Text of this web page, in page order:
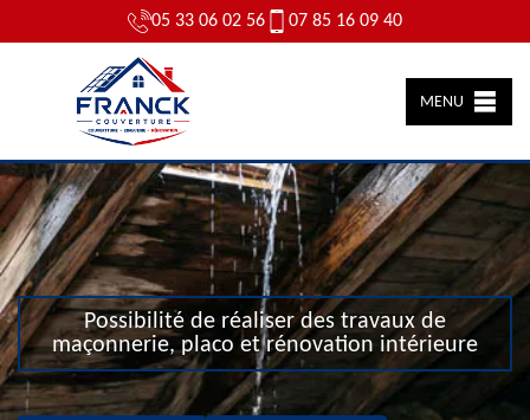
05 33 06 02 56 07 85 16 09 40
MENU
Possibilité de réaliser des travaux de
maçonnerie, placo et rénovation intérieure